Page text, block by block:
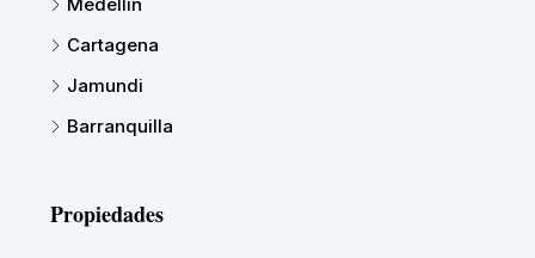
Cartagena
Jamundi
Barranquilla
Propiedades